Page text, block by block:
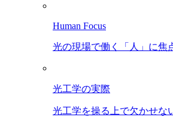
Human Focus
光の現場で働く「人」に焦
光工学の実際
光工学を操る上で欠かせな